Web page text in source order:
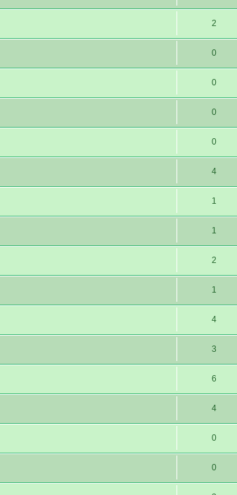
2
0
0
0
0
4
1
1
2
1
4
3
6
4
0
0